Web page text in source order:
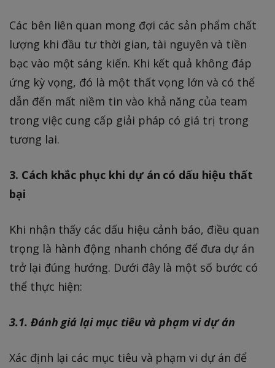
Các bên liên quan mong đợi các sản phẩm chất
lượng khi đầu tư thời gian, tài nguyên và tiền
bạc vào một sáng kiến. Khi kết quả không đáp
ứng kỳ vọng, đó là một thất vọng lớn và có thể
dẫn đến mất niềm tin vào khả năng của team
trong việc cung cấp giải pháp có giá trị trong
tương lai.
3. Cách khắc phục khi dự án có dấu hiệu thất
bại
Khi nhận thấy các dấu hiệu cảnh báo, điều quan
trọng là hành động nhanh chóng để đưa dự án
trở lại đúng hướng. Dưới đây là một số bước có
thể thực hiện:
3.1. Đánh giá lại mục tiêu và phạm vi dự án
Xác định lại các mục tiêu và phạm vi dự án để